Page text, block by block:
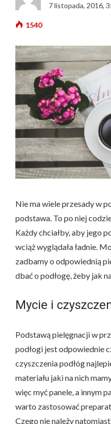
7 listopada, 2016,
1540
Nie ma wiele przesady w
podstawa. To po niej
Każdy chciałby, aby jego
wciąż wyglądała ładnie.
zadbamy o odpowiednią
dbać o podłogę, żeby jak
Mycie i
Podstawą pielęgnacji w
podłogi jest odpowiednie
czyszczenia podłóg
materiału jaki na nich
więc myć panele, a innym
warto zastosować
Czego nie należy